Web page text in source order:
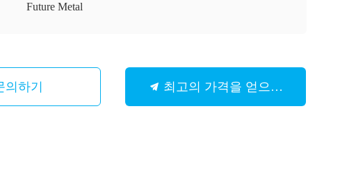
Future Metal
의하기 최고의 가격을 얻으십시오